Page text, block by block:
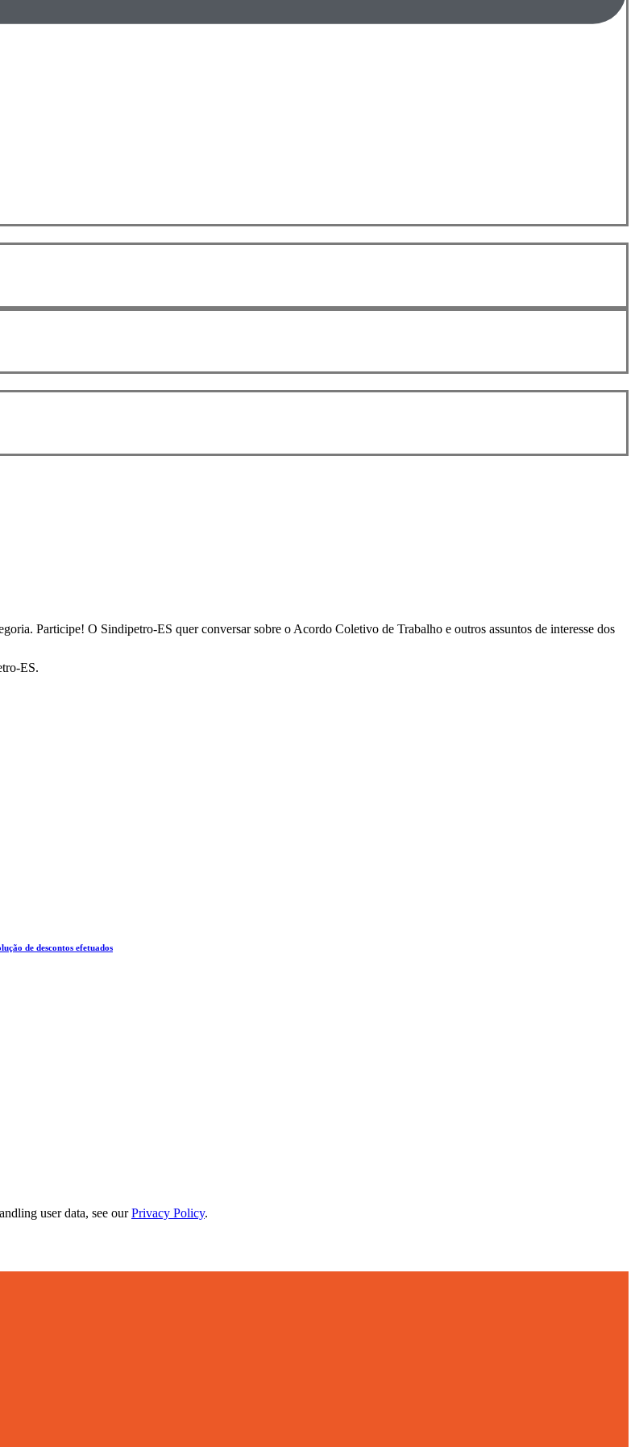
Participe! O Sindipetro-ES quer conversar sobre o Acordo Coletivo de Trabalho e outros assuntos de interesse dos
ES.
de descontos efetuados
user data, see ourPrivacy Policy.